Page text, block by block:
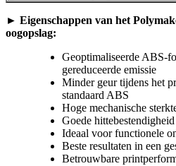
► Eigenschappen van het
oogopslag:
Geoptimaliseerde ABS-
gereduceerde emissie
Minder geur tijdens het
standaard ABS
Hoge mechanische
Goede
Ideaal voor functionele
Beste resultaten in een
Betrouwbare